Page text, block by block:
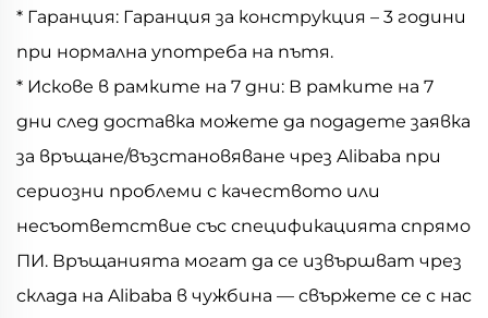
* Гаранция: Гаранция за конструкция – 3 години
при нормална употреба на пътя.
* Искове в рамките на 7 дни: В рамките на 7
дни след доставка можете да подадете заявка
за връщане/възстановяване чрез Alibaba при
сериозни проблеми с качеството или
несъответствие със спецификацията спрямо
ПИ. Връщанията могат да се извършват чрез
склада на Alibaba в чужбина — свържете се с нас